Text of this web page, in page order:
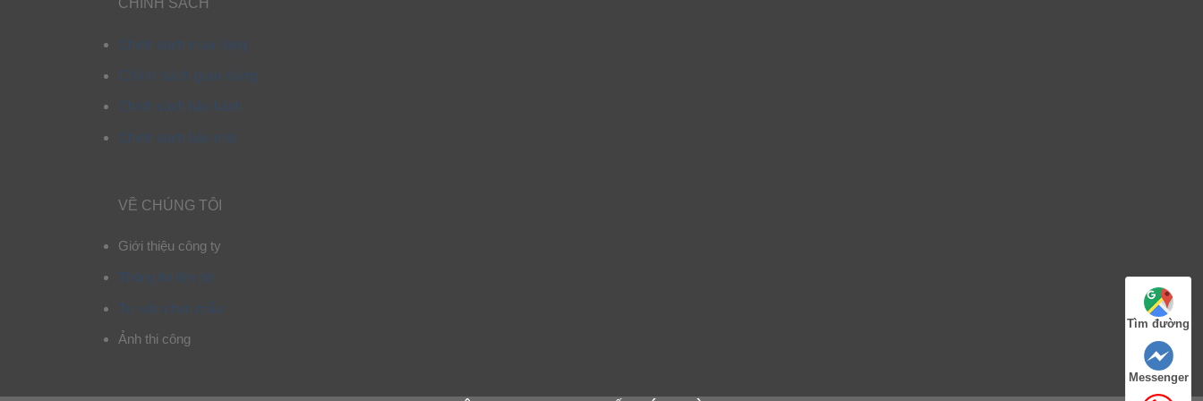
CHÍNH SÁCH
Chính sách mua hàng
Chính sách giao hàng
Chính sách bảo hành
Chính sách bảo mật
VỀ CHÚNG TÔI
Giới thiệu công ty
Thông tin liên hệ
Tư vấn chọn mẫu
Ảnh thi công
Tìm đường
Messenger